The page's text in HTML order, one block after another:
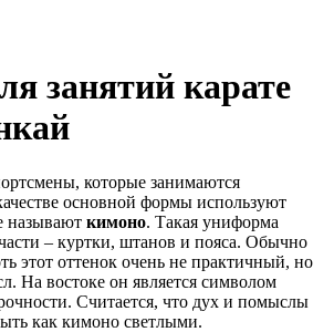
занятий карате
которые занимаются
основной формы используют
называют кимоно. Такая униформа
– куртки, штанов и пояса. Обычно
этот оттенок очень не практичный, но
На востоке он является символом
Считается, что дух и помыслы
как кимоно светлыми.